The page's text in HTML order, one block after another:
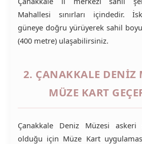
Mahallesi sınırları içindedir.
güneye doğru yürüyerek sahil
(400 metre) ulaşabilirsiniz.
2. ÇANAKKALE DENIZ
MÜZE KART
Çanakkale Deniz Müzesi
olduğu için Müze Kart